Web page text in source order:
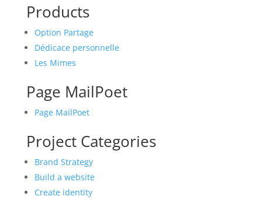
Products
Option Partage
Dédicace personnelle
Les Mimes
Page MailPoet
Page MailPoet
Project Categories
Brand Strategy
Build a website
Create identity